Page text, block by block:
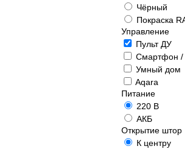
Чёрный
Покраска
Управление
Пульт ДУ
Смартфон /
Умный дом
Aqara
Питание
220 В
АКБ
Открытие штор
К центру